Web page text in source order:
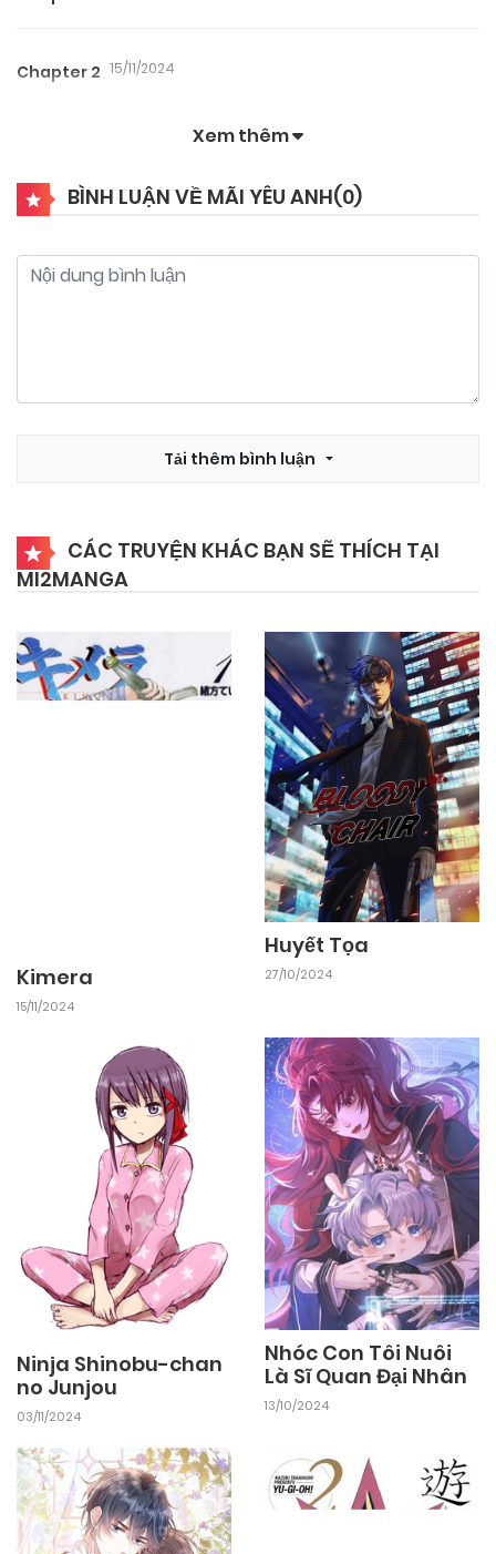
Chapter 2 15/11/2024
Xem thêm
BÌNH LUẬN VỀ MÃI YÊU ANH(0)
Tải thêm bình luận
CÁC TRUYỆN KHÁC BẠN SẼ THÍCH TẠI
MI2MANGA
Kimera
15/11/2024
Huyết Tọa
27/10/2024
Ninja Shinobu-chan
no Junjou
03/11/2024
Nhóc Con Tôi Nuôi
Là Sĩ Quan Đại Nhân
13/10/2024